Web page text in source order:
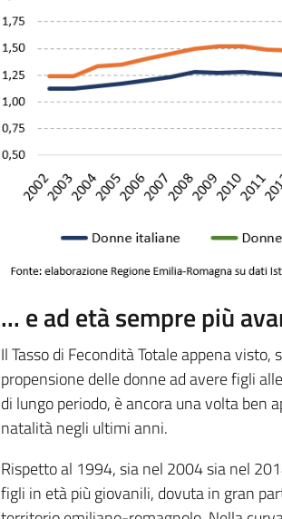
... e ad età sempre più
Il Tasso di Fecondità Totale appena
propensione delle donne ad avere figli
di lungo periodo, è ancora una volta ben
natalità negli ultimi anni.
Rispetto al 1994, sia nel 2004 sia nel
figli in età più giovanili, dovuta in gran